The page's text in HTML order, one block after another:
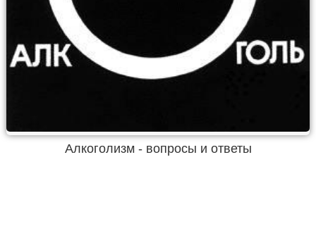
Алкоголизм - вопросы и ответы